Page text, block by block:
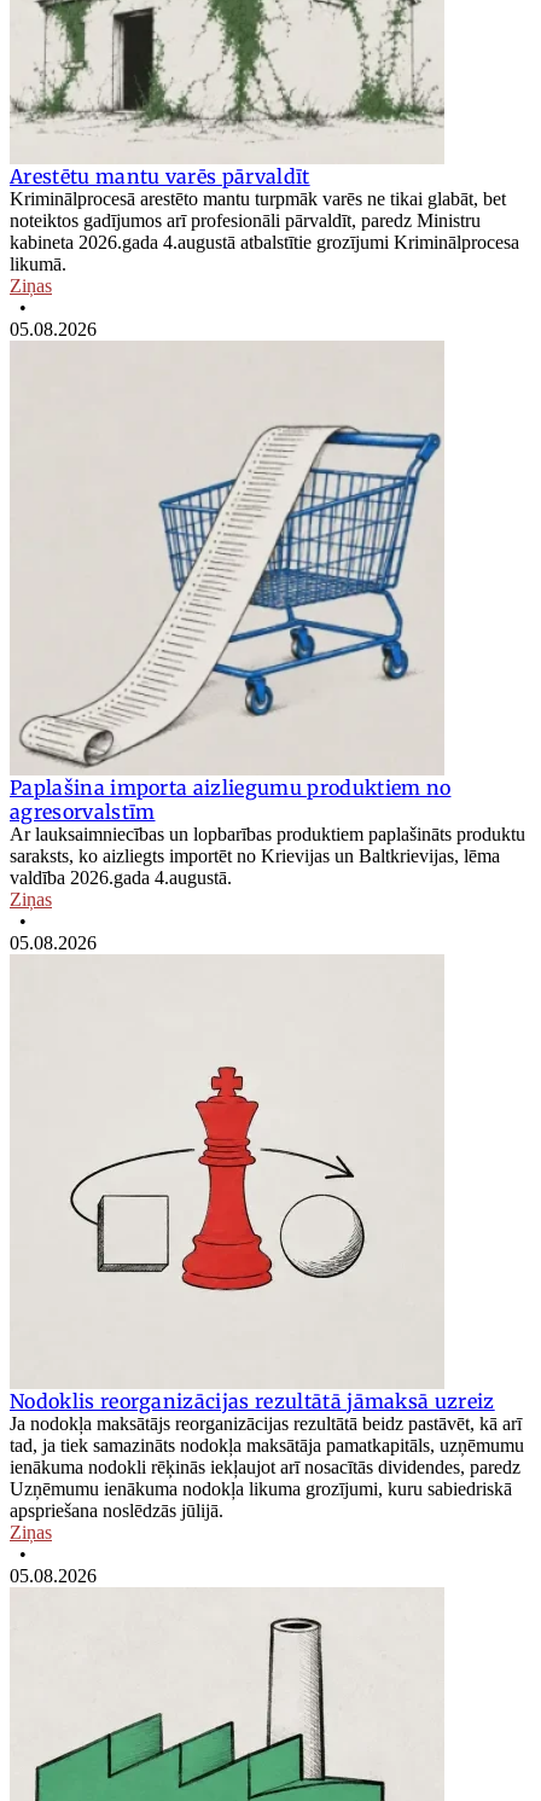
Arestētu mantu varēs pārvaldīt
Kriminālprocesā arestēto mantu turpmāk varēs ne tikai glabāt, bet
noteiktos gadījumos arī profesionāli pārvaldīt, paredz Ministru
kabineta 2026.gada 4.augustā atbalstītie grozījumi Kriminālprocesa
likumā.
Ziņas
•
05.08.2026
Paplašina importa aizliegumu produktiem no
agresorvalstīm
Ar lauksaimniecības un lopbarības produktiem paplašināts produktu
saraksts, ko aizliegts importēt no Krievijas un Baltkrievijas, lēma
valdība 2026.gada 4.augustā.
Ziņas
•
05.08.2026
Nodoklis reorganizācijas rezultātā jāmaksā uzreiz
Ja nodokļa maksātājs reorganizācijas rezultātā beidz pastāvēt, kā arī
tad, ja tiek samazināts nodokļa maksātāja pamatkapitāls, uzņēmumu
ienākuma nodokli rēķinās iekļaujot arī nosacītās dividendes, paredz
Uzņēmumu ienākuma nodokļa likuma grozījumi, kuru sabiedriskā
apspriešana noslēdzās jūlijā.
Ziņas
•
05.08.2026